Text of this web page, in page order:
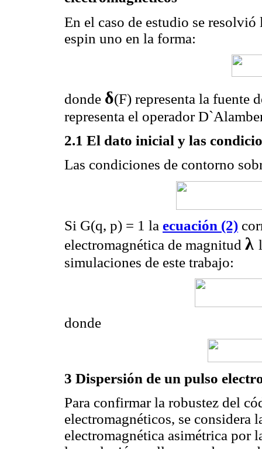
En el caso de estudio se
espin uno en la forma:
donde δ(F) representa la fuente
representa el operador
2.1 El dato inicial y las
Las condiciones de contorno
Si G(q, p) = 1 la ecuación (2)
electromagnética de magnitud λ
simulaciones de este trabajo:
donde
3 Dispersión de un pulso
Para confirmar la robustez del
electromagnéticos, se considera
electromagnética asimétrica por